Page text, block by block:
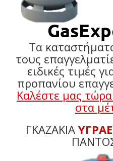
Τα
τους
ειδικές τιμές
προπανίου
Καλέστε μας
στα
ΓΚΑΖΑΚΙΑ